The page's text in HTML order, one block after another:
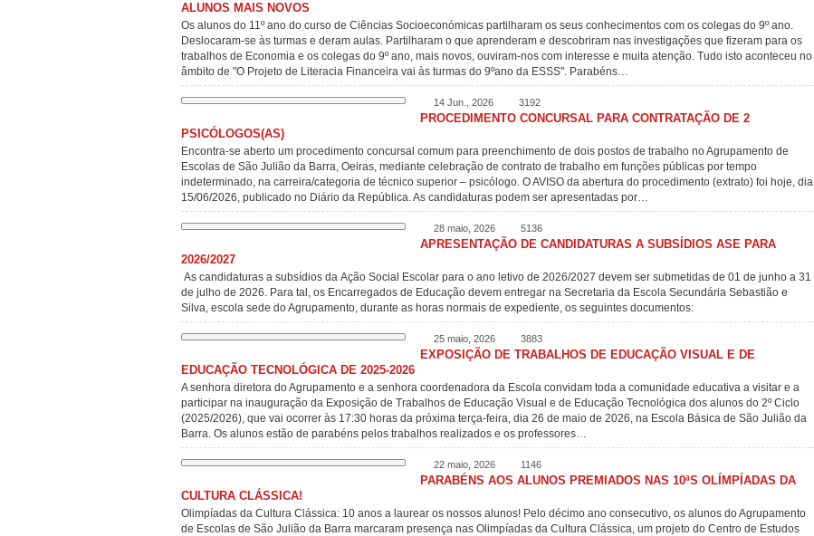
ALUNOS MAIS NOVOS
Os alunos do 11º ano do curso de Ciências Socioeconómicas partilharam os seus conhecimentos com os colegas do 9º ano.
Deslocaram-se às turmas e deram aulas. Partilharam o que aprenderam e descobriram nas investigações que fizeram para os
trabalhos de Economia e os colegas do 9º ano, mais novos, ouviram-nos com interesse e muita atenção. Tudo isto aconteceu no
âmbito de "O Projeto de Literacia Financeira vai às turmas do 9ºano da ESSS". Parabéns…
14 Jun., 2026 3192
PROCEDIMENTO CONCURSAL PARA CONTRATAÇÃO DE 2
PSICÓLOGOS(AS)
Encontra-se aberto um procedimento concursal comum para preenchimento de dois postos de trabalho no Agrupamento de
Escolas de São Julião da Barra, Oeiras, mediante celebração de contrato de trabalho em funções públicas por tempo
indeterminado, na carreira/categoria de técnico superior – psicólogo. O AVISO da abertura do procedimento (extrato) foi hoje, dia
15/06/2026, publicado no Diário da República. As candidaturas podem ser apresentadas por…
28 maio, 2026 5136
APRESENTAÇÃO DE CANDIDATURAS A SUBSÍDIOS ASE PARA
2026/2027
As candidaturas a subsídios da Ação Social Escolar para o ano letivo de 2026/2027 devem ser submetidas de 01 de junho a 31
de julho de 2026. Para tal, os Encarregados de Educação devem entregar na Secretaria da Escola Secundária Sebastião e
Silva, escola sede do Agrupamento, durante as horas normais de expediente, os seguintes documentos:
25 maio, 2026 3883
EXPOSIÇÃO DE TRABALHOS DE EDUCAÇÃO VISUAL E DE
EDUCAÇÃO TECNOLÓGICA DE 2025-2026
A senhora diretora do Agrupamento e a senhora coordenadora da Escola convidam toda a comunidade educativa a visitar e a
participar na inauguração da Exposição de Trabalhos de Educação Visual e de Educação Tecnológica dos alunos do 2º Ciclo
(2025/2026), que vai ocorrer às 17:30 horas da próxima terça-feira, dia 26 de maio de 2026, na Escola Básica de São Julião da
Barra. Os alunos estão de parabéns pelos trabalhos realizados e os professores…
22 maio, 2026 1146
PARABÉNS AOS ALUNOS PREMIADOS NAS 10ªS OLÍMPÍADAS DA
CULTURA CLÁSSICA!
Olimpíadas da Cultura Clássica: 10 anos a laurear os nossos alunos! Pelo décimo ano consecutivo, os alunos do Agrupamento
de Escolas de São Julião da Barra marcaram presença nas Olimpíadas da Cultura Clássica, um projeto do Centro de Estudos